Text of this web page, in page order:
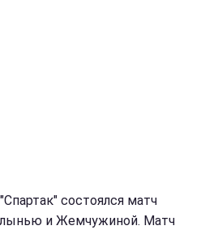
состоялся матч
и Жемчужиной. Матч